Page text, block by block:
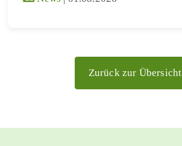
Zurück zur Übersicht